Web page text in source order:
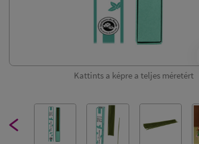
Kattints a képre a teljes méretért